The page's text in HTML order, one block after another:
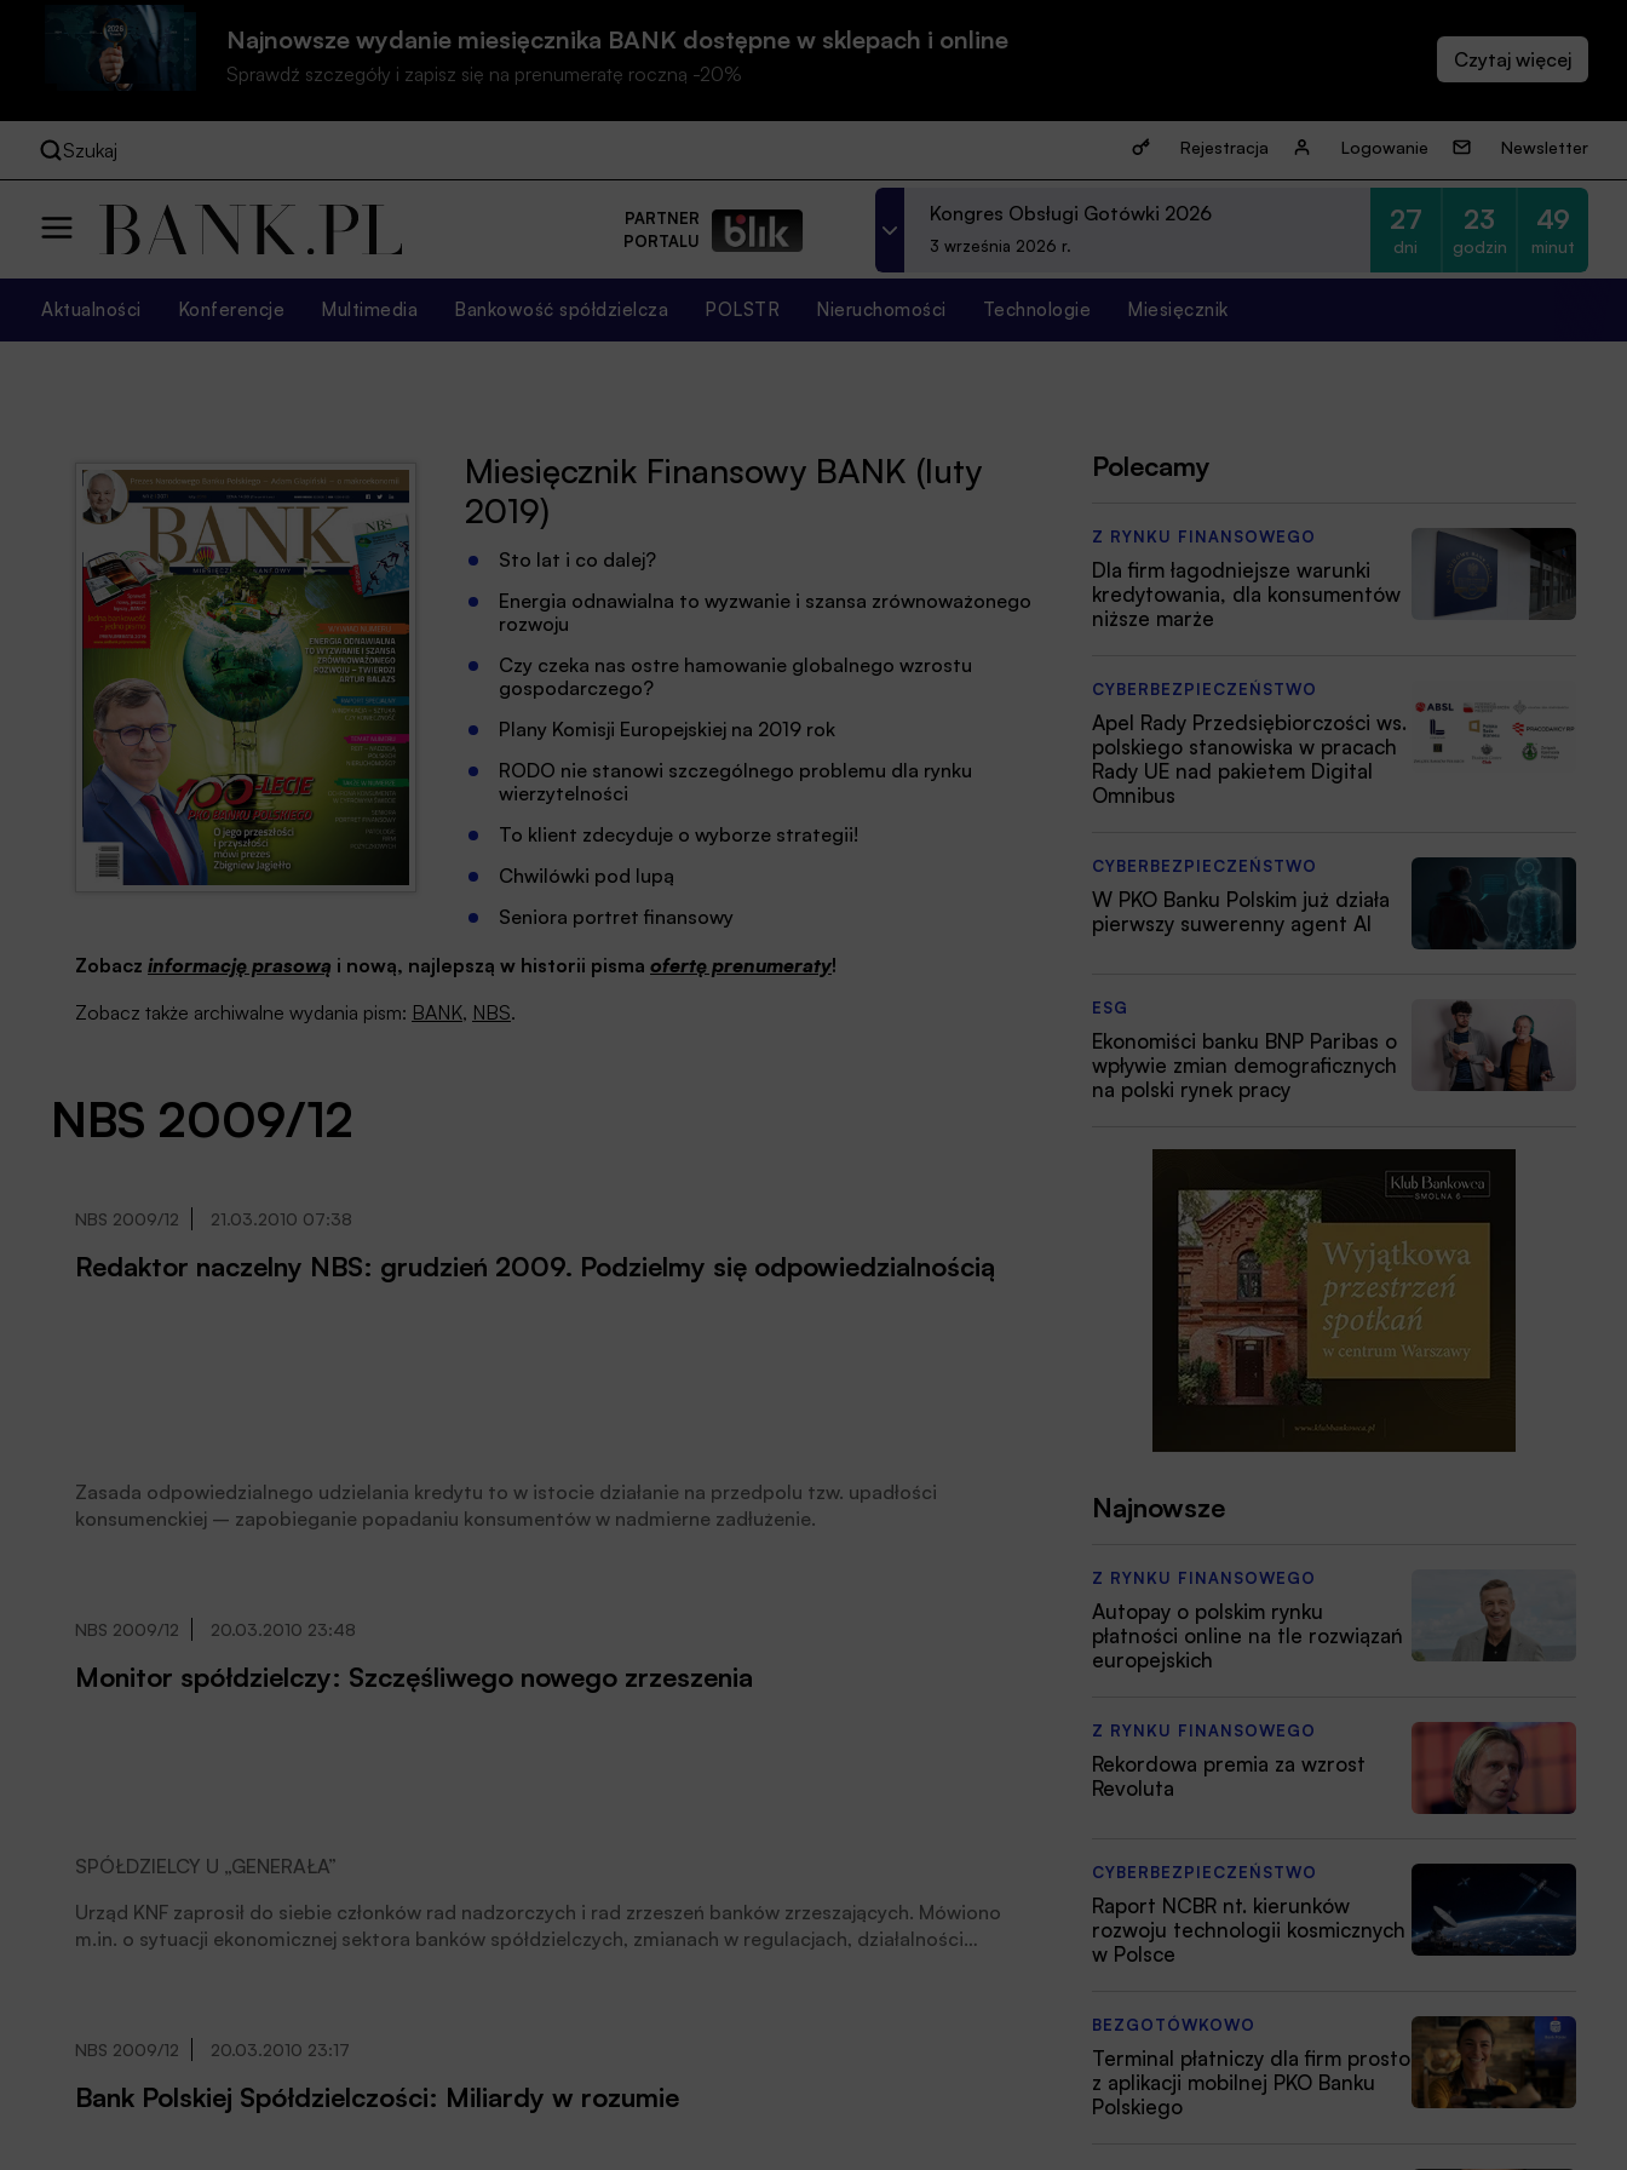
Najnowsze wydanie miesięcznika BANK dostępne w sklepach i online
Sprawdź szczegóły i zapisz się na prenumeratę roczną -20%
Szukaj Rejestracja Logowanie Newsletter
PARTNER
PORTALU
Kongres Obsługi Gotówki 2026
3 września 2026 r.
27
dni
23
godzin
49
minut
Aktualności Konferencje Multimedia Bankowość spółdzielcza POLSTR Nieruchomości Technologie Miesięcznik
Miesięcznik Finansowy BANK (luty
2019)
Sto lat i co dalej?
Energia odnawialna to wyzwanie i szansa zrównoważonego
rozwoju
Czy czeka nas ostre hamowanie globalnego wzrostu
gospodarczego?
Plany Komisji Europejskiej na 2019 rok
RODO nie stanowi szczególnego problemu dla rynku
wierzytelności
To klient zdecyduje o wyborze strategii!
Chwilówki pod lupą
Seniora portret finansowy
Zobacz informację prasową i nową, najlepszą w historii pisma ofertę prenumeraty!
Zobacz także archiwalne wydania pism: BANK, NBS.
NBS 2009/12
NBS 2009/12 21.03.2010 07:38
Redaktor naczelny NBS: grudzień 2009. Podzielmy się odpowiedzialnością
Zasada odpowiedzialnego udzielania kredytu to w istocie działanie na przedpolu tzw. upadłości
konsumenckiej – zapobieganie popadaniu konsumentów w nadmierne zadłużenie.
NBS 2009/12 20.03.2010 23:48
Monitor spółdzielczy: Szczęśliwego nowego zrzeszenia
SPÓŁDZIELCY U „GENERAŁA”
Urząd KNF zaprosił do siebie członków rad nadzorczych i rad zrzeszeń banków zrzeszających. Mówiono
m.in. o sytuacji ekonomicznej sektora banków spółdzielczych, zmianach w regulacjach, działalności
NBS 2009/12 20.03.2010 23:17
Bank Polskiej Spółdzielczości: Miliardy w rozumie
Polecamy
Z RYNKU FINANSOWEGO
Dla firm łagodniejsze warunki
kredytowania, dla konsumentów
niższe marże
CYBERBEZPIECZEŃSTWO
Apel Rady Przedsiębiorczości ws.
polskiego stanowiska w pracach
Rady UE nad pakietem Digital
Omnibus
CYBERBEZPIECZEŃSTWO
W PKO Banku Polskim już działa
pierwszy suwerenny agent AI
ESG
Ekonomiści banku BNP Paribas o
wpływie zmian demograficznych
na polski rynek pracy
Najnowsze
Z RYNKU FINANSOWEGO
Autopay o polskim rynku
płatności online na tle rozwiązań
europejskich
Z RYNKU FINANSOWEGO
Rekordowa premia za wzrost
Revoluta
CYBERBEZPIECZEŃSTWO
Raport NCBR nt. kierunków
rozwoju technologii kosmicznych
w Polsce
BEZGOTÓWKOWO
Terminal płatniczy dla firm prosto
z aplikacji mobilnej PKO Banku
Polskiego